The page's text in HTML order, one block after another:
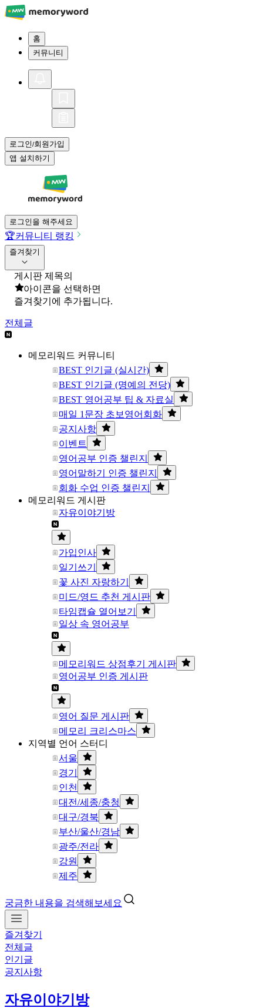
홈
커뮤니티
로그인/회원가입
앱 설치하기
로그인을 해주세요
🏆커뮤니티 랭킹
즐겨찾기
게시판 제목의
아이콘을 선택하면
즐겨찾기에 추가됩니다.
전체글
메모리워드 커뮤니티
BEST 인기글 (실시간)
BEST 인기글 (명예의 전당)
BEST 영어공부 팁 & 자료실
매일 1문장 초보영어회화
공지사항
이벤트
영어공부 인증 챌린지
영어말하기 인증 챌린지
회화 수업 인증 챌린지
메모리워드 게시판
자유이야기방
가입인사
일기쓰기
꽃 사진 자랑하기
미드/영드 추천 게시판
타임캡슐 열어보기
일상 속 영어공부
메모리워드 상점후기 게시판
영어공부 인증 게시판
영어 질문 게시판
메모리 크리스마스
지역별 언어 스터디
서울
경기
인천
대전/세종/충청
대구/경북
부산/울산/경남
광주/전라
강원
제주
궁금한 내용을 검색해보세요
즐겨찾기
전체글
인기글
공지사항
자유이야기방